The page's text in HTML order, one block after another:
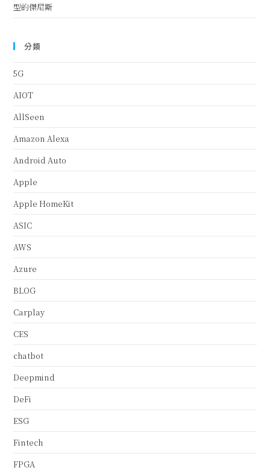
型的傑尼斯
分類
5G
AIOT
AllSeen
Amazon Alexa
Android Auto
Apple
Apple HomeKit
ASIC
AWS
Azure
BLOG
Carplay
CES
chatbot
Deepmind
DeFi
ESG
Fintech
FPGA